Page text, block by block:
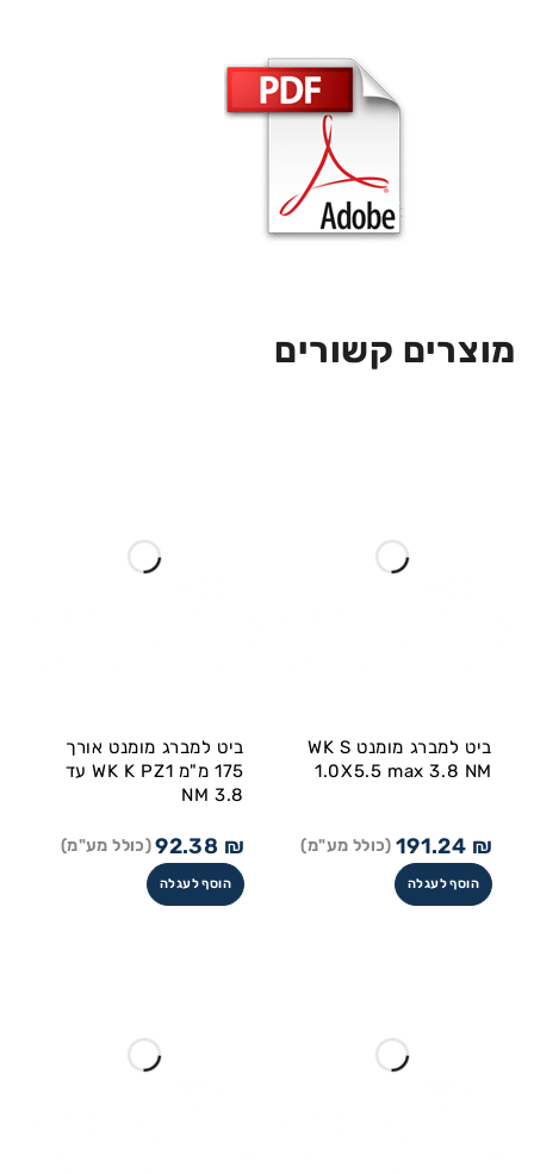
מוצרים קשורים
ביט למברג מומנט WK S
1.0X5.5 max 3.8 NM
191.24 ₪ (כולל מע"מ)
הוסף לעגלה
ביט למברג מומנט אורך
175 מ"מ WK K PZ1 עד
3.8 NM
92.38 ₪ (כולל מע"מ)
הוסף לעגלה